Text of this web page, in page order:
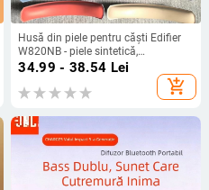
Husă din piele pentru căști Edifier
W820NB - piele sintetică,
personalizată după desene
34.99 - 38.54 Lei
add_shopping_cart